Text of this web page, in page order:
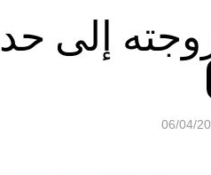
إلى
06/04/